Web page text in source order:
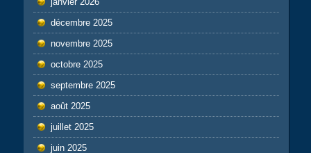
décembre 2025
novembre 2025
octobre 2025
septembre 2025
août 2025
juillet 2025
juin 2025